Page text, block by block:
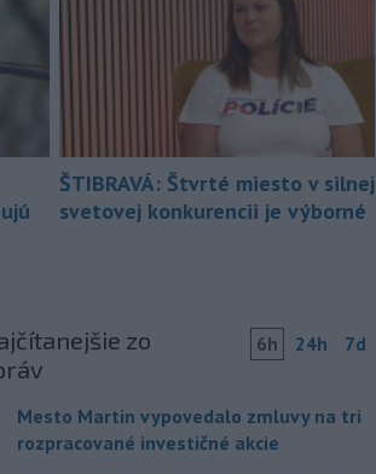
ŠTIBRAVÁ: Štvrté miesto v silnej
svetovej konkurencii je výborné
zo
6h 24h 7d
Mesto Martin vypovedalo zmluvy na tri
rozpracované investičné akcie